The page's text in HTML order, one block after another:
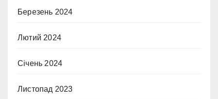
Березень 2024
Лютий 2024
Січень 2024
Листопад 2023